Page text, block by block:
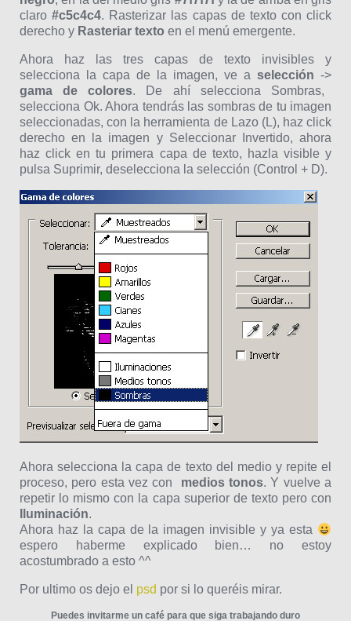
claro#c5c4c4. Rasterizar las capas de texto con click
derecho y Rasteriar texto en el menú emergente.
Ahora haz las tres capas de texto invisibles y
selecciona la capa de la imagen, ve a selección ->
gama de colores. De ahí selecciona Sombras,
selecciona Ok. Ahora tendrás las sombras de tu imagen
seleccionadas, con la herramienta de Lazo (L), haz click
derecho en la imagen y Seleccionar Invertido, ahora
haz click en tu primera capa de texto, hazla visible y
pulsa Suprimir, deselecciona la selección (Control + D).
Ahora selecciona la capa de texto del medio y repite el
proceso, pero esta vez con medios tonos. Y vuelve a
repetir lo mismo con la capa superior de texto pero con
Iluminación.
Ahora haz la capa de la imagen invisible y ya esta
espero haberme explicado bien… no estoy
acostumbrado a esto ^^
Por ultimo os dejo el psd por si lo queréis mirar.
Puedes invitarme un café para que siga trabajando duro